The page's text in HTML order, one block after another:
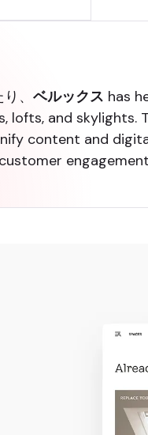
り、ベルックス has
lofts, and skylights.
content and